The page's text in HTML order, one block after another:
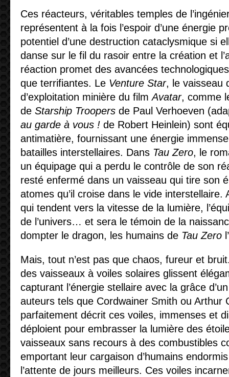
Ces réacteurs, véritables temples de
représentent à la fois l’espoir d’une énergie
potentiel d’une destruction cataclysmique si
danse sur le fil du rasoir entre la création et
réaction promet des avancées
que terrifiantes. Le Venture Star, le vaisseau
d’exploitation minière du filmAvatar, comme
de Starship Troopers de Paul Verhoeven
au garde à vous ! de Robert Heinlein) sont
antimatière, fournissant une énergie
batailles interstellaires. Dans Tau Zero, le
un équipage qui a perdu le contrôle de son
resté enfermé dans un vaisseau qui tire son
atomes qu’il croise dans le vide interstellaire.
qui tendent vers la vitesse de la lumière,
de l’univers… et sera le témoin de la
dompter le dragon, les humains de Tau Zero
Mais, tout n’est pas que chaos, fureur et
des vaisseaux à voiles solaires glissent
capturant l’énergie stellaire avec la grâce
auteurs tels que Cordwainer Smith ou Arthur
parfaitement décrit ces voiles, immenses et
déploient pour embrasser la lumière des
vaisseaux sans recours à des combustibles
emportant leur cargaison d’humains
l’attente de jours meilleurs. Ces voiles